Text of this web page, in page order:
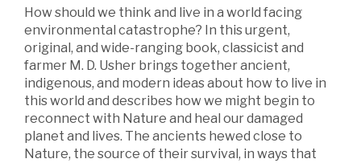
How should we think and live in a world facing
environmental catastrophe? In this urgent,
original, and wide-ranging book, classicist and
farmer M. D. Usher brings together ancient,
indigenous, and modern ideas about how to live in
this world and describes how we might begin to
reconnect with Nature and heal our damaged
planet and lives. The ancients hewed close to
Nature, the source of their survival, in ways that